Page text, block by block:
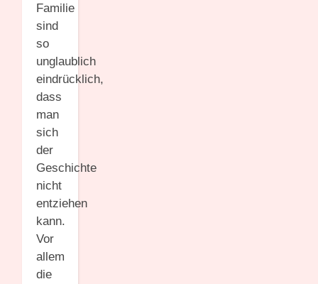
Familie
sind
so
unglaublich
eindrücklich,
dass
man
sich
der
Geschichte
nicht
entziehen
kann.
Vor
allem
die